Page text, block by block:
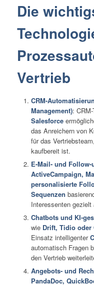
Die
Vertrieb
CRM-
Management):
Salesforce
das Anreichern von
für das
kaufbereit ist.
E-Mail- und
ActiveCampaign,
personalisierte
Sequenzen
Interessenten gezielt
Chatbots und KI-
wie Drift, Tidio oder
Einsatz intelligenter
automatisch Fragen
den Vertrieb
Angebots- und
PandaDoc,